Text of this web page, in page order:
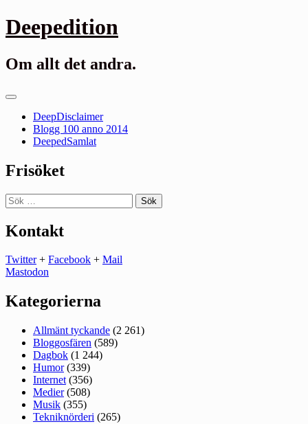
Gå
till
Deepedition
Om allt det andra.
Primär
DeepDisclaimer
Blogg 100 anno 2014
DeepedSamlat
Frisöket
Sök
efter:
Kontakt
Twitter+ Facebook + Mail
Mastodon
Kategorierna
Allmänt tyckande (2 261)
Bloggosfären (589)
Dagbok (1 244)
Humor(339)
Internet (356)
Medier(508)
Musik (355)
Tekniknörderi (265)